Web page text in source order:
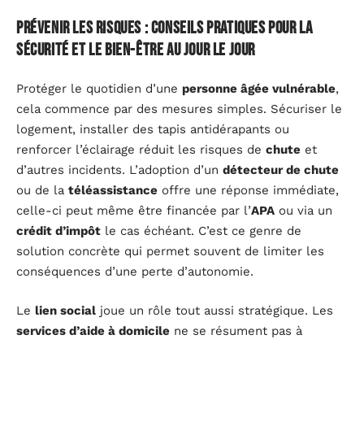
Prévenir les risques : conseils pratiques pour la
sécurité et le bien-être au jour le jour
Protéger le quotidien d’une personne âgée vulnérable,
cela commence par des mesures simples. Sécuriser le
logement, installer des tapis antidérapants ou
renforcer l’éclairage réduit les risques de chute et
d’autres incidents. L’adoption d’un détecteur de chute
ou de la téléassistance offre une réponse immédiate,
celle-ci peut même être financée par l’APA ou via un
crédit d’impôt le cas échéant. C’est ce genre de
solution concrète qui permet souvent de limiter les
conséquences d’une perte d’autonomie.
Le lien social joue un rôle tout aussi stratégique. Les
services d’aide à domicile ne se résument pas à